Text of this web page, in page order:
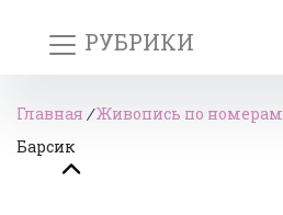
РУБРИКИ
Главная /Живопись по номерам
Барсик